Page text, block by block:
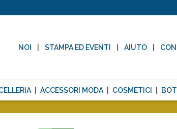
NOI STAMPA ED EVENTI AIUTO
ACCESSORI MODA COSMETICI